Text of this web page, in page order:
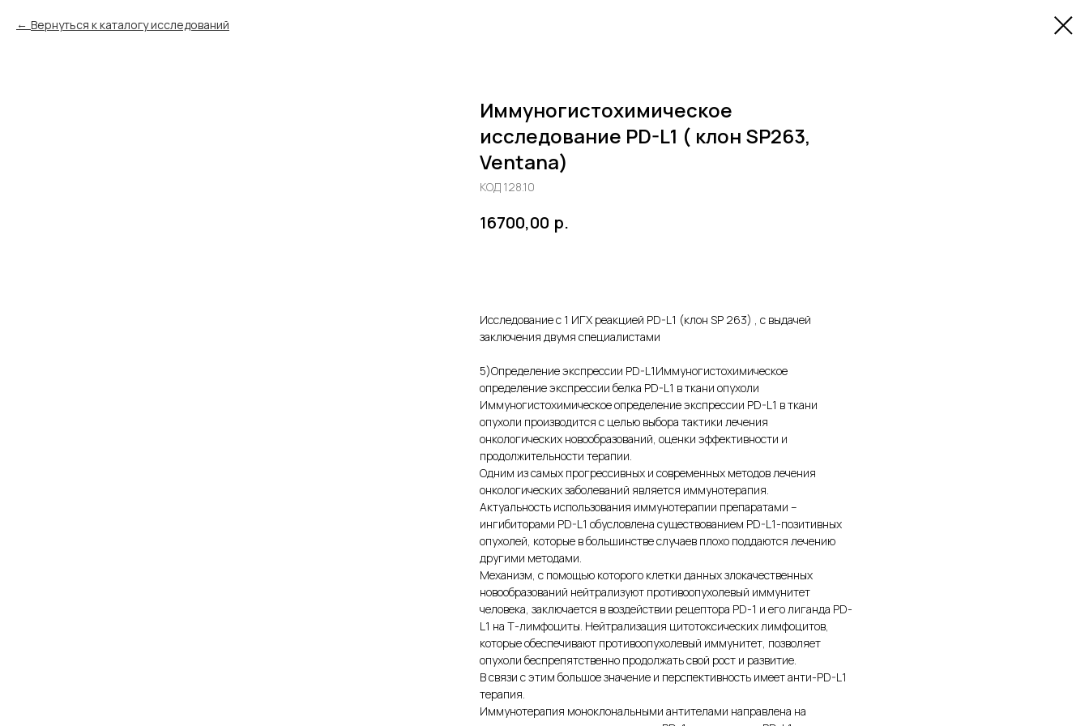
Вернуться к каталогу исследований
Иммуногистохимическое
исследование PD-L1 ( клон SP263,
Ventana)
КОД 128.10
16700,00 р.
Исследование с 1 ИГХ реакцией PD-L1 (клон SP 263) , с выдачей
заключения двумя специалистами
5)Определение экспрессии PD-L1Иммуногистохимическое
определение экспрессии белка PD-L1 в ткани опухоли
Иммуногистохимическое определение экспрессии PD-L1 в ткани
опухоли производится с целью выбора тактики лечения
онкологических новообразований, оценки эффективности и
продолжительности терапии.
Одним из самых прогрессивных и современных методов лечения
онкологических заболеваний является иммунотерапия.
Актуальность использования иммунотерапии препаратами –
ингибиторами PD-L1 обусловлена существованием PD-L1-позитивных
опухолей, которые в большинстве случаев плохо поддаются лечению
другими методами.
Механизм, с помощью которого клетки данных злокачественных
новообразований нейтрализуют противоопухолевый иммунитет
человека, заключается в воздействии рецептора PD-1 и его лиганда PD-
L1 на Т-лимфоциты. Нейтрализация цитотоксических лимфоцитов,
которые обеспечивают противоопухолевый иммунитет, позволяет
опухоли беспрепятственно продолжать свой рост и развитие.
В связи с этим большое значение и перспективность имеет анти-PD-L1
терапия.
Иммунотерапия моноклональными антителами направлена на